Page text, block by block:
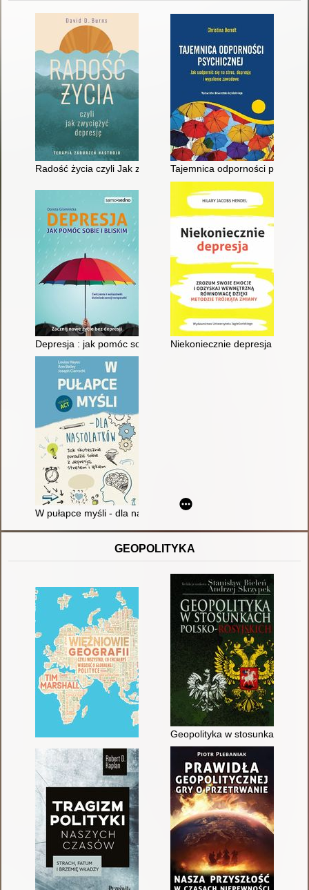
Radość życia czyli Jak zwyciężyć depresję : terapia zaburzeń
Tajemnica odporności
Depresja : jak pomóc sobie i bliskimNiekoniecznie depresja :
W pułapce myśli - dla nastolatków : jak skutecznie poradzić
GEOPOLITYKA
Geopolityka w stosunkach